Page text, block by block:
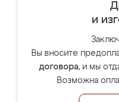
и
Вы вносите
договора, и мы
Возможна